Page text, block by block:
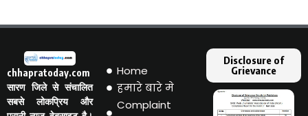
chhapratoday.com
सारण जिले से संचालित
सबसे लोकप्रिय और
Home
हमारे बारे मे
Complaint
Disclosure of
Grievance